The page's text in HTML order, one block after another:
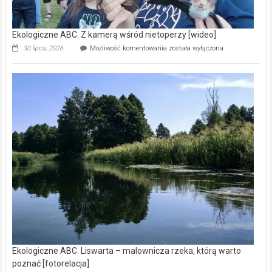
Ekologiczne ABC. Z kamerą wśród nietoperzy [wideo]
30 lipca, 2026 Możliwość komentowania Ekologiczne
kamerą
wśród
została wyłączona
Ekologiczne ABC. Liswarta – malownicza rzeka, którą warto
poznać [fotorelacja]